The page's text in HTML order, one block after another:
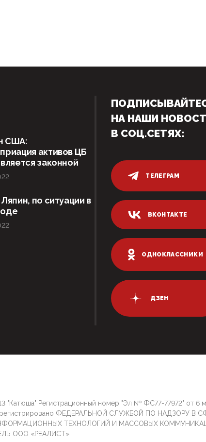
США:
активов ЦБ
законной
по ситуации в
НА НАШИ
В СОЦ.СЕТЯХ:
ТЕЛЕГРАМ
ВКОНТАКТЕ
ОДНОКЛАССНИКИ
ДЗЕН
"Катюша" Регистрационный номер "Эл № ФС77-77972" от 6
ФЕДЕРАЛЬНОЙ СЛУЖБОЙ ПО НАДЗОРУ В
ТЕХНОЛОГИЙ И МАССОВЫХ
ООО «РЕАЛИСТ»